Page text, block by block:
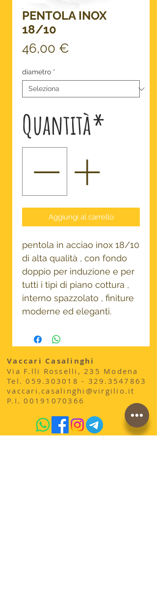
PENTOLA INOX
18/10
46,00 €
diametro *
Quantità*
Aggiungi al carrello
pentola in acciao inox 18/10
di alta qualità , con fondo
doppio per induzione e per
tutti i tipi di piano cottura ,
interno spazzolato , finiture
moderne ed eleganti.
Vaccari Casalinghi
Via F.lli Rosselli, 235 Modena
​Tel.059.303018 - 329 .3547863
vaccari.casalinghi@virgilio.it
P.I.00191070366